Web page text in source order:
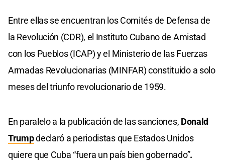
Entre ellas se encuentran los Comités de Defensa de
la Revolución (CDR), el Instituto Cubano de Amistad
con los Pueblos (ICAP) y el Ministerio de las Fuerzas
Armadas Revolucionarias (MINFAR) constituido a solo
meses del triunfo revolucionario de 1959.
En paralelo a la publicación de las sanciones, Donald
Trumpdeclaró a periodistas que Estados Unidos
quiere que Cuba “fuera un país bien gobernado”.